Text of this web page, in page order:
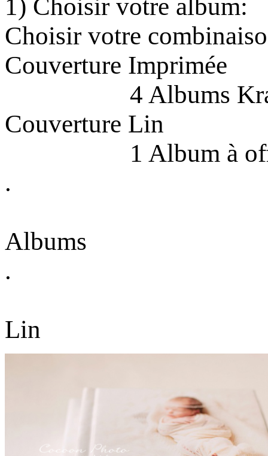
1)
Choisir votre
4 Albums
1 Album à
.
Albums
.
Lin